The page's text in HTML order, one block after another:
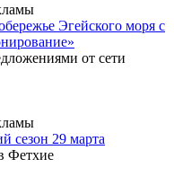
Эгейского моря с
от сети
сезон 29 марта
Фетхие